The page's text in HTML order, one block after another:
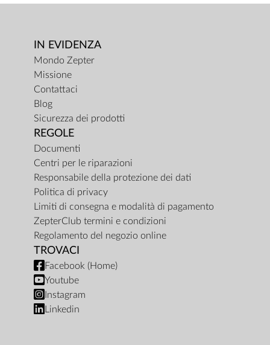
IN EVIDENZA
Mondo Zepter
Missione
Contattaci
Blog
Sicurezza dei prodotti
REGOLE
Documenti
Centri per le riparazioni
Responsabile della protezione dei dati
Politica di privacy
Limiti di consegna e modalità di pagamento
ZepterClub termini e condizioni
Regolamento del negozio online
TROVACI
Facebook (Home)
Youtube
Instagram
Linkedin